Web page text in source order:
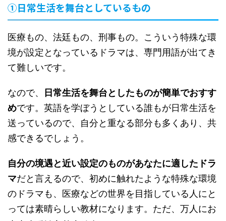
①日常生活を舞台としているもの
医療もの、法廷もの、刑事もの。こういう特殊な環
境が設定となっているドラマは、専門用語が出てき
て難しいです。
なので、
日常生活を舞台としたものが簡単でおすす
めです。英語を学ぼうとしている誰もが日常生活を
送っているので、自分と重なる部分も多くあり、共
感できるでしょう。
自分の境遇と近い設定のものがあなたに適したドラ
マだと言えるので、初めに触れたような特殊な環境
のドラマも、医療などの世界を目指している人にと
っては素晴らしい教材になります。ただ、万人にお